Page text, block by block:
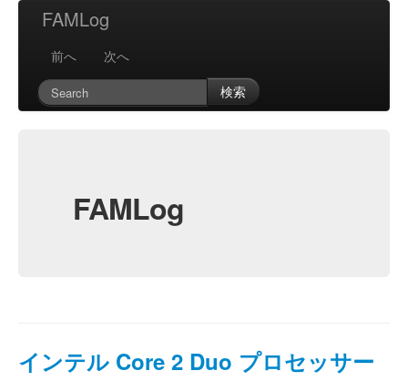
FAMLog
前へ
次へ
検索
FAMLog
インテル Core 2 Duo プロセッサー